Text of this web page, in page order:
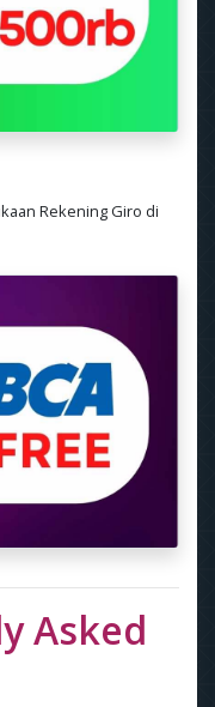
Rekening Giro di
Asked